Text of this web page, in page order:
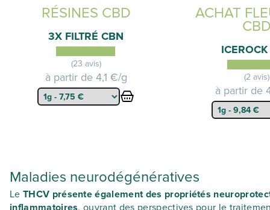
RÉSINES CBD
3X FILTRÉ CBN
(23 avis)
à partir de 4,1 €/g
ACHAT
(2 avis)
à partir de
Maladies neurodégénératives
Le THCV présente également des propriétés